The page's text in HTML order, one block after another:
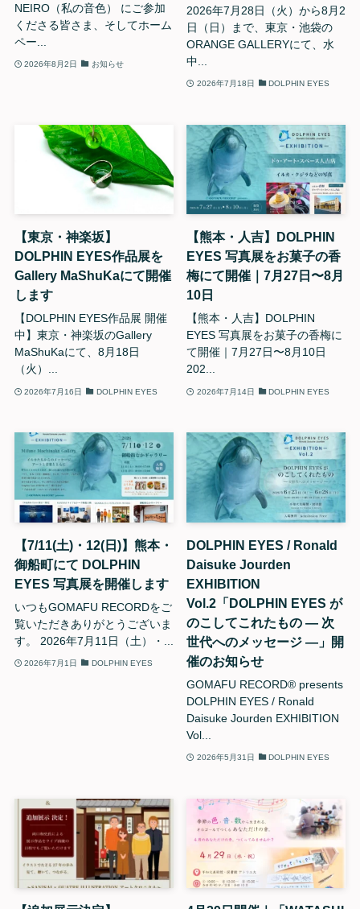
NEIRO（私の音色） にご参加
くださる皆さま、そしてホーム
ペー...
2026年8月2日 お知らせ
2026年7月28日（火）から8月2
日（日）まで、東京・池袋の
ORANGE GALLERYにて、水
中...
2026年7月18日 DOLPHIN EYES
【東京・神楽坂】
DOLPHIN EYES作品展を
Gallery MaShuKaにて開催
します
【DOLPHIN EYES作品展 開催
中】東京・神楽坂のGallery
MaShuKaにて、8月18日
（火）...
2026年7月16日 DOLPHIN EYES
【熊本・人吉】DOLPHIN
EYES 写真展をお菓子の香
梅にて開催｜7月27日〜8月
10日
【熊本・人吉】DOLPHIN
EYES 写真展をお菓子の香梅に
て開催｜7月27日〜8月10日
202...
2026年7月14日 DOLPHIN EYES
【7/11(土)・12(日)】熊本・
御船町にて DOLPHIN
EYES 写真展を開催します
いつもGOMAFU RECORDをご
覧いただきありがとうございま
す。 2026年7月11日（土）・...
2026年7月1日 DOLPHIN EYES
DOLPHIN EYES / Ronald
Daisuke Jourden
EXHIBITION
Vol.2「DOLPHIN EYES が
のこしてこれたもの — 次
世代へのメッセージ —」開
催のお知らせ
GOMAFU RECORD®︎ presents
DOLPHIN EYES / Ronald
Daisuke Jourden EXHIBITION
Vol...
2026年5月31日 DOLPHIN EYES